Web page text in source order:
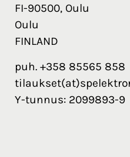
FI-90500, Oulu
Oulu
FINLAND
puh. +358 85565 858
Y-tunnus: 2099893-9